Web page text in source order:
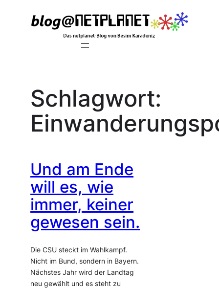
Schlagwort:
Und am Ende
will es, wie
immer, keiner
gewesen sein.
Die CSU steckt im Wahlkampf.
Nicht im Bund, sondern in Bayern.
Nächstes Jahr wird der Landtag
neu gewählt und es steht zu